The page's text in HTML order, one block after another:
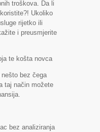
troškova. Da li
Ukoliko
rijetko ili
i preusmjerite
te košta novca
bez čega
taj način možete
bez analiziranja